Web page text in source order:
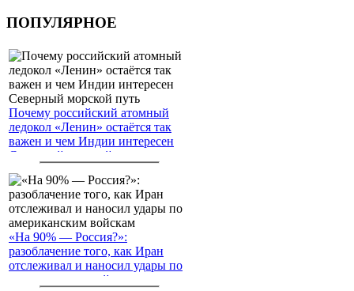
ПОПУЛЯРНОЕ
Почему российский атомный
ледокол «Ленин» остаётся так
важен и чем Индии интересен
Северный морской путь
«На 90% — Россия?»:
разоблачение того, как Иран
отслеживал и наносил удары по
американским войскам